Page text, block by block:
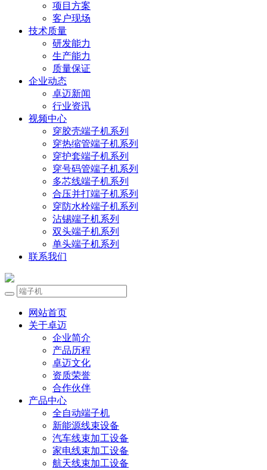
项目方案
客户现场
技术质量
研发能力
生产能力
质量保证
企业动态
卓迈新闻
行业资讯
视频中心
穿胶壳端子机系列
穿热缩管端子机系列
穿护套端子机系列
穿号码管端子机系列
多芯线端子机系列
合压并打端子机系列
穿防水栓端子机系列
沾锡端子机系列
双头端子机系列
单头端子机系列
联系我们
网站首页
关于卓迈
企业简介
产品历程
卓迈文化
资质荣誉
合作伙伴
产品中心
全自动端子机
新能源线束设备
汽车线束加工设备
家电线束加工设备
航天线束加工设备